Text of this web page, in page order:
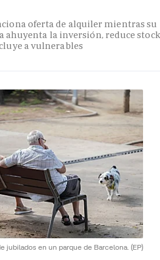
oferta de alquiler mientras su
ahuyenta la inversión, reduce
a vulnerables
jubilados en un parque de Barcelona. (EP)